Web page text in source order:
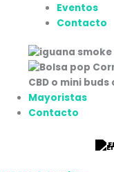
Eventos
Contacto
Mayoristas
Contacto